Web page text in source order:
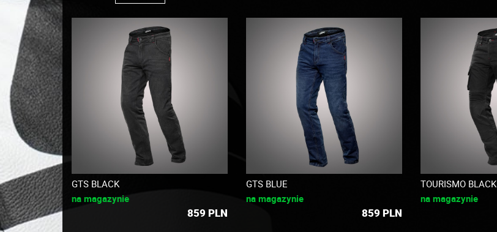
GTS BLACK
na magazynie
859 PLN
GTS BLUE
na magazynie
859 PLN
TOURISMO BLACK
na magazynie